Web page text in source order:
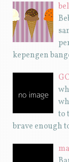
kepengen
to
brave enough